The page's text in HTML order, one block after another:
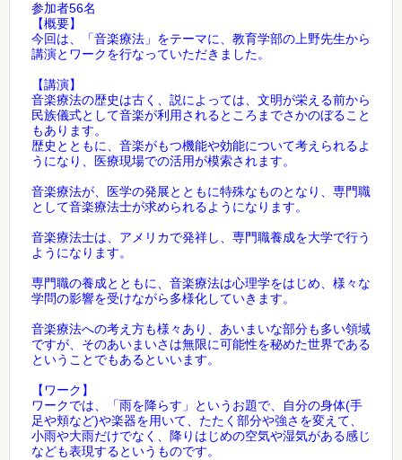
参加者56名
【概要】
今回は、「音楽療法」をテーマに、教育学部の上野先生から
講演とワークを行なっていただきました。
【講演】
音楽療法の歴史は古く、説によっては、文明が栄える前から
民族儀式として音楽が利用されるところまでさかのぼること
もあります。
歴史とともに、音楽がもつ機能や効能について考えられるよ
うになり、医療現場での活用が模索されます。
音楽療法が、医学の発展とともに特殊なものとなり、専門職
として音楽療法士が求められるようになります。
音楽療法士は、アメリカで発祥し、専門職養成を大学で行う
ようになります。
専門職の養成とともに、音楽療法は心理学をはじめ、様々な
学問の影響を受けながら多様化していきます。
音楽療法への考え方も様々あり、あいまいな部分も多い領域
ですが、そのあいまいさは無限に可能性を秘めた世界である
ということでもあるといいます。
【ワーク】
ワークでは、「雨を降らす」というお題で、自分の身体(手
足や頬など)や楽器を用いて、たたく部分や強さを変えて、
小雨や大雨だけでなく、降りはじめの空気や湿気がある感じ
なども表現するというものです。